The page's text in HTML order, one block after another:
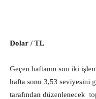
Dolar / TL
Geçen haftanın son iki
hafta sonu 3,53 seviyesini
tarafından düzenlenecek